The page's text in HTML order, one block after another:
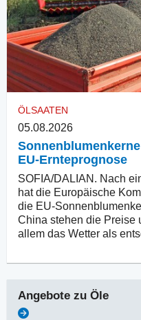
ÖLSAATEN
05.08.2026
EU-Ernteprognose
SOFIA/DALIAN. Nach
hat die Europäische
die EU-
China stehen die Preise
allem das Wetter als
Angebote zu Öle